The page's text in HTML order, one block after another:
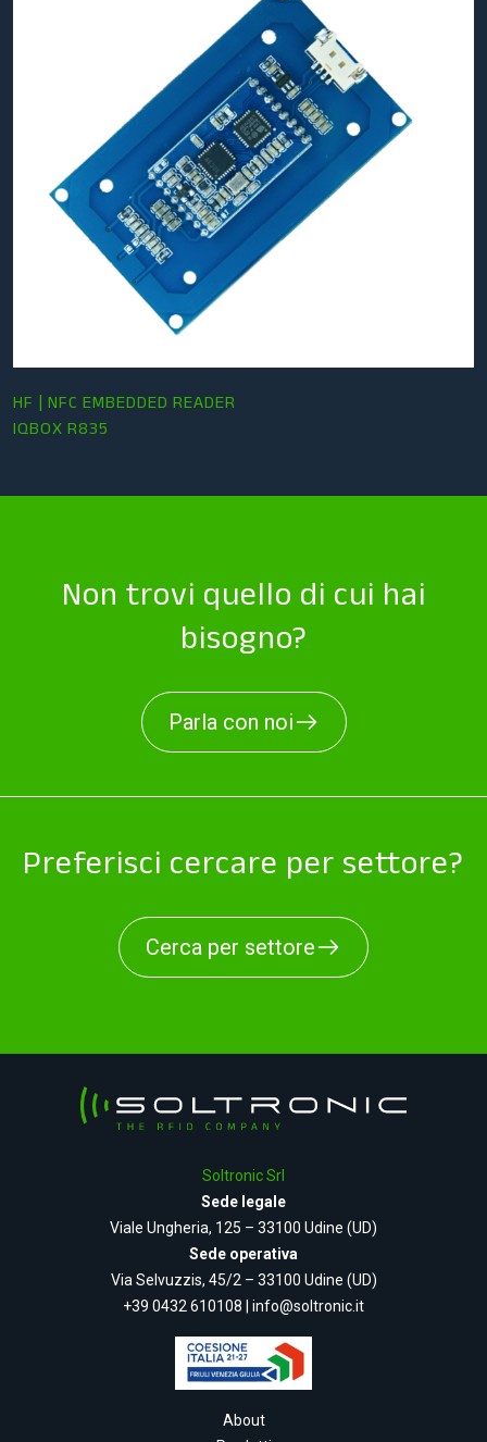
HF | NFC EMBEDDED READER
IQBOX R835
Non trovi quello di cui hai
bisogno?
Parla con noi
Preferisci cercare per settore?
Cerca per settore
Soltronic Srl
Sede legale
Viale Ungheria, 125 – 33100 Udine (UD)
Sede operativa
Via Selvuzzis, 45/2 – 33100 Udine (UD)
+39 0432 610108
info@soltronic.it
About